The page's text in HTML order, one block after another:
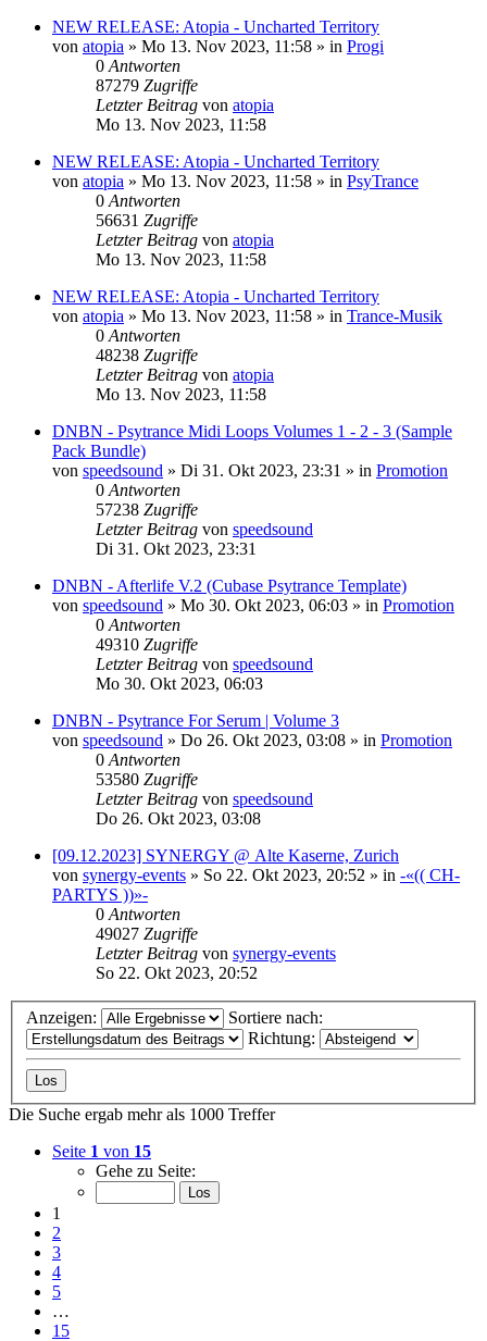
NEW RELEASE: Atopia - Uncharted Territory
von atopia » Mo 13. Nov 2023, 11:58 » in Progi
0 Antworten
87279 Zugriffe
Letzter Beitrag von atopia
Mo 13. Nov 2023, 11:58
NEW RELEASE: Atopia - Uncharted Territory
von atopia » Mo 13. Nov 2023, 11:58 » in PsyTrance
0 Antworten
56631 Zugriffe
Letzter Beitrag von atopia
Mo 13. Nov 2023, 11:58
NEW RELEASE: Atopia - Uncharted Territory
von atopia » Mo 13. Nov 2023, 11:58 » in Trance-Musik
0 Antworten
48238 Zugriffe
Letzter Beitrag von atopia
Mo 13. Nov 2023, 11:58
DNBN - Psytrance Midi Loops Volumes 1 - 2 - 3 (Sample
Pack Bundle)
von speedsound » Di 31. Okt 2023, 23:31 » in Promotion
0 Antworten
57238 Zugriffe
Letzter Beitrag von speedsound
Di 31. Okt 2023, 23:31
DNBN - Afterlife V.2 (Cubase Psytrance Template)
von speedsound » Mo 30. Okt 2023, 06:03 » in Promotion
0 Antworten
49310 Zugriffe
Letzter Beitrag von speedsound
Mo 30. Okt 2023, 06:03
DNBN - Psytrance For Serum | Volume 3
von speedsound » Do 26. Okt 2023, 03:08 » in Promotion
0 Antworten
53580 Zugriffe
Letzter Beitrag von speedsound
Do 26. Okt 2023, 03:08
[09.12.2023] SYNERGY @ Alte Kaserne, Zurich
von synergy-events » So 22. Okt 2023, 20:52 » in -«(( CH-
PARTYS ))»-
0 Antworten
49027 Zugriffe
Letzter Beitrag von synergy-events
So 22. Okt 2023, 20:52
Anzeigen:
Sortiere nach:
Richtung:
Die Suche ergab mehr als 1000 Treffer
Seite 1 von 15
Gehe zu Seite:
1
2
3
4
5
…
15